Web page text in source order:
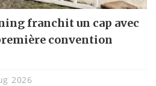
franchit un cap avec
convention
2026